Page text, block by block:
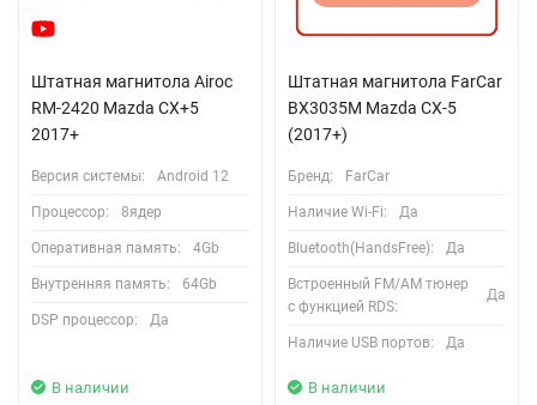
Штатная магнитола Airoc
RM-2420 Mazda CX+5
2017+
Версия системы: Android 12
Процессор: 8ядер
Оперативная память: 4Gb
Внутренняя память: 64Gb
DSP процессор: Да
В наличии
Штатная магнитола FarCar
BX3035M Mazda CX-5
(2017+)
Бренд: FarCar
Наличие Wi-Fi: Да
Bluetooth(HandsFree): Да
Встроенный FM/AM тюнер
с функцией RDS:
Да
Наличие USB портов: Да
В наличии